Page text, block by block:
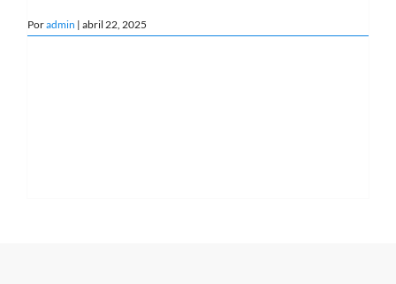
Poradmin | abril 22, 2025